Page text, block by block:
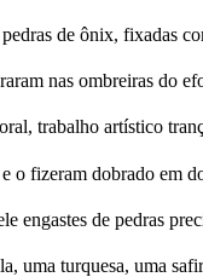
pedras de ônix, fixadas
nas ombreiras do
trabalho artístico
o fizeram dobrado em
engastes de pedras
uma turquesa, uma